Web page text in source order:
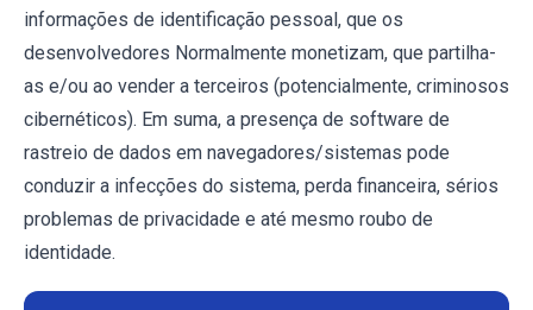
informações de identificação pessoal, que os
desenvolvedores Normalmente monetizam, que partilha-
as e/ou ao vender a terceiros (potencialmente, criminosos
cibernéticos). Em suma, a presença de software de
rastreio de dados em navegadores/sistemas pode
conduzir a infecções do sistema, perda financeira, sérios
problemas de privacidade e até mesmo roubo de
identidade.